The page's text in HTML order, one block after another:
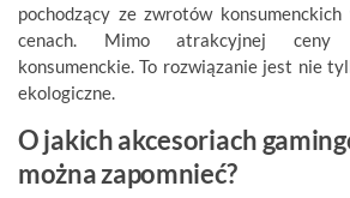
pochodzący ze zwrotów
cenach. Mimo atrakcyjnej ceny
konsumenckie. To rozwiązanie jest nie
ekologiczne.
O jakich akcesoriach
można zapomnieć?